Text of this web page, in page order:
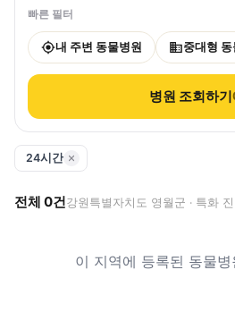
빠른 필터
내 주변 동물병원 중대형
병원 조회하기
24시간
전체 0건강원특별자치도 영월군 · 특화
이 지역에 등록된 동물